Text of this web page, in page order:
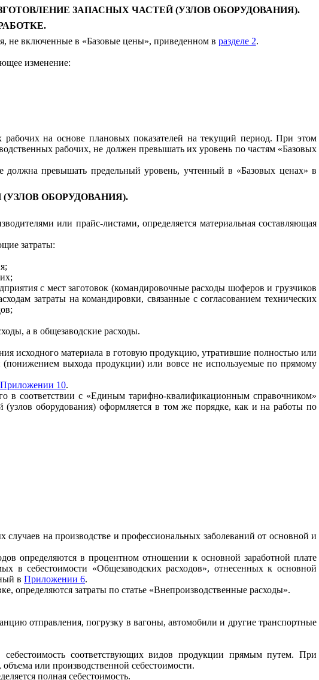
ЗАПАСНЫХ ЧАСТЕЙ (УЗЛОВ ОБОРУДОВАНИЯ).
не включенные в «Базовые цены», приведенном в разделе 2.
изменение:
на основе плановых показателей на текущий период. При этом
рабочих, не должен превышать их уровень по частям «Базовых
должна превышать предельный уровень, учтенный в «Базовых ценах» в
ОБОРУДОВАНИЯ).
или прайс-листами, определяется материальная составляющая
затраты:
с мест заготовок (командировочные расходы шоферов и грузчиков
затраты на командировки, связанные с согласованием технических
а в общезаводские расходы.
исходного материала в готовую продукцию, утратившие полностью или
(понижением выхода продукции) или вовсе не используемые по прямому
Приложении 10.
в соответствии с «Единым тарифно-квалификационным справочником»
(узлов оборудования) оформляется в том же порядке, как и на работы по
случаев на производстве и профессиональных заболеваний от основной и
определяются в процентном отношении к основной заработной плате
в себестоимости «Общезаводских расходов», отнесенных к основной
в Приложении 6.
определяются затраты по статье «Внепроизводственные расходы».
отправления, погрузку в вагоны, автомобили и другие транспортные
соответствующих видов продукции прямым путем. При
или производственной себестоимости.
полная себестоимость.